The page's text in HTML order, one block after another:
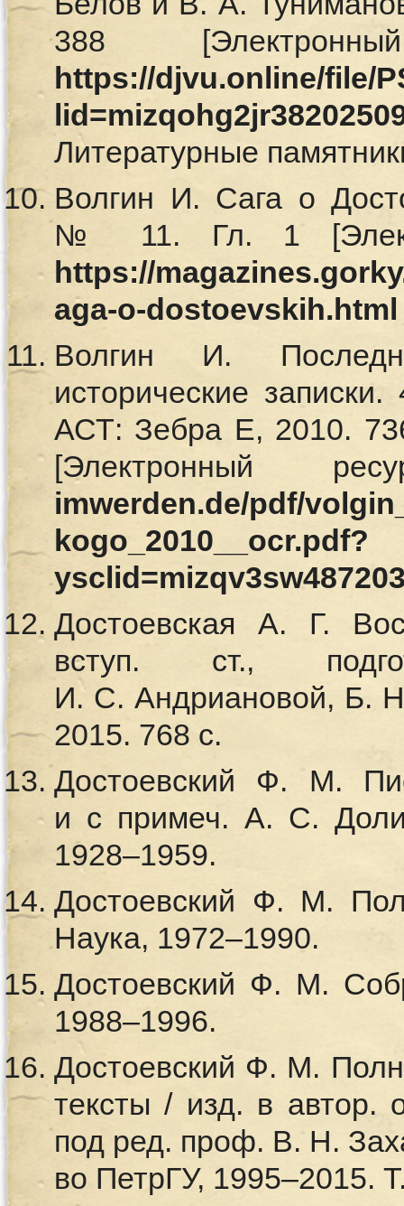
388
https://djvu.online/file/
Литературные
Волгин И. Сага о
№ 11. Гл. 1
https://
aga-o-dostoevskih.html
Волгин И.
исторические
АСТ: Зебра Е, 2010.
[Электронный
imwerden.de/pdf/
kogo_2010__ocr.pdf?
Достоевская А. Г.
вступ. ст.,
И. С. Андриановой, Б.
2015. 768 с.
Достоевский Ф. М.
и с примеч. А. С.
1928–1959.
Достоевский Ф. М.
Наука, 1972–1990.
Достоевский Ф. М.
1988–1996.
Достоевский Ф. М.
тексты / изд. в автор.
под ред. проф. В. Н.
во ПетрГУ, 1995–2015.